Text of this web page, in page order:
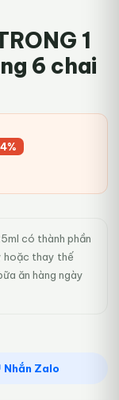
1
6 chai
có thành phần
hoặc thay thế
ăn hàng ngày
Nhắn Zalo